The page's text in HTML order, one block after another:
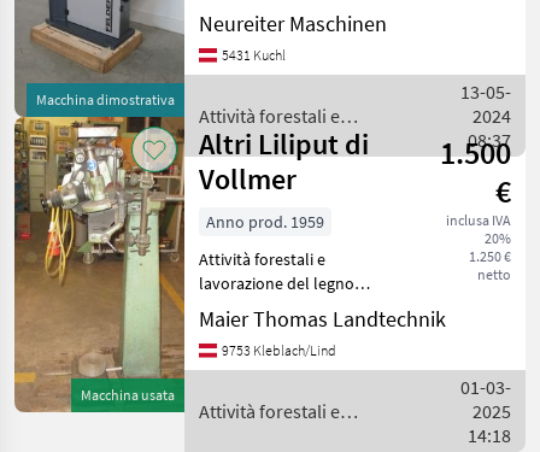
Macchina dimostrativa
710 Bandsäge mit einer
Schnittbreite von 690 mm.
Die Maschine war nur
Vorführzwecke bei uns im
Haus
Neureiter Maschinen
5431 Kuchl
Attività forestali e
lavorazione del legno /
Sonstige
13-05-
2024
08:37
Macchina usata
Altri Liliput di
Vollmer
1.500
€
inclusa IVA
20%
1.250 €
netto
Anno prod. 1959
Attività forestali e
lavorazione del legno
Seghe a nastro
Maier Thomas Landtechnik
9753 Kleblach/Lind
Attività forestali e
01-03-
2025
14:18